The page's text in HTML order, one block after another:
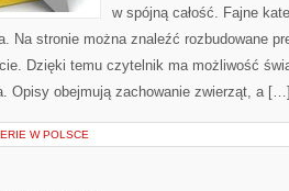
w spójną całość. Fajne
Na stronie można znaleźć rozbudowane
Dzięki temu czytelnik ma możliwość
Opisy obejmują zachowanie zwierząt, a
W POLSCE